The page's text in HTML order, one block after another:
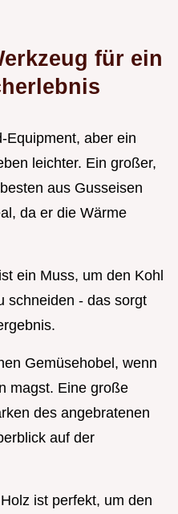
für ein
Equipment, aber ein
leichter. Ein großer,
aus Gusseisen
da er die Wärme
ein Muss, um den Kohl
schneiden - das sorgt
Gemüsehobel, wenn
magst. Eine große
des angebratenen
auf der
ist perfekt, um den